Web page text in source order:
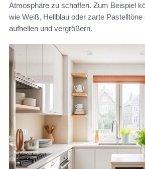
Atmosphäre zu schaffen. Zum Beispiel
wie Weiß, Hellblau oder zarte
aufhellen und vergrößern.